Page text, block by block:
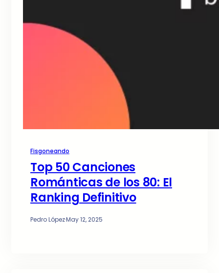
Fisgoneando
Top 50 Canciones
Románticas de los 80: El
Ranking Definitivo
Pedro López·May 12, 2025